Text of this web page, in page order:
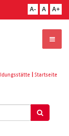
A- A A+
Startseite